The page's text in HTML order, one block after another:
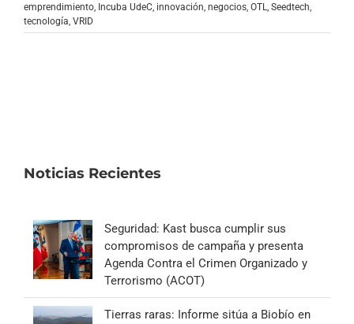
emprendimiento, Incuba UdeC, innovación, negocios, OTL, Seedtech,
tecnología, VRID
Noticias Recientes
Seguridad: Kast busca cumplir sus
compromisos de campaña y presenta
Agenda Contra el Crimen Organizado y
Terrorismo (ACOT)
Tierras raras: Informe sitúa a Biobío en